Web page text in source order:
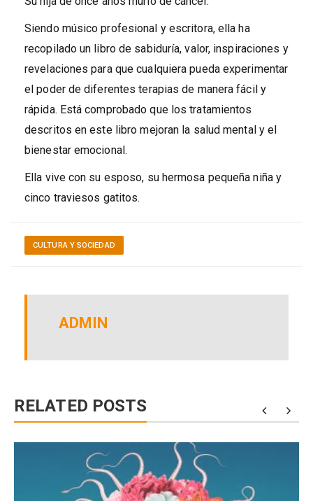
Siendo músico profesional y escritora, ella ha
recopilado un libro de sabiduría, valor, inspiraciones y
revelaciones para que cualquiera pueda experimentar
el poder de diferentes terapias de manera fácil y
rápida. Está comprobado que los tratamientos
descritos en este libro mejoran la salud mental y el
bienestar emocional.
Ella vive con su esposo, su hermosa pequeña niña y
cinco traviesos gatitos.
CULTURA Y SOCIEDAD
ADMIN
RELATED POSTS